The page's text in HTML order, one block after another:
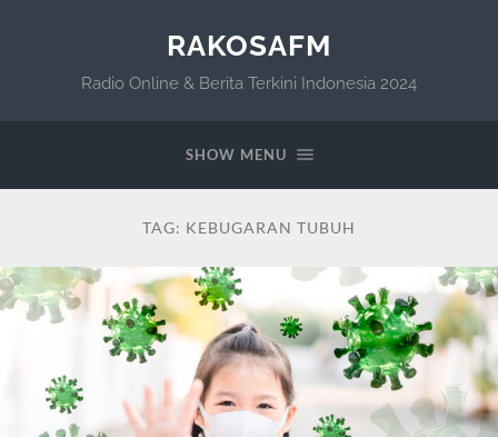
RAKOSAFM
Radio Online & Berita Terkini Indonesia 2024
SHOW MENU
TAG: KEBUGARAN TUBUH